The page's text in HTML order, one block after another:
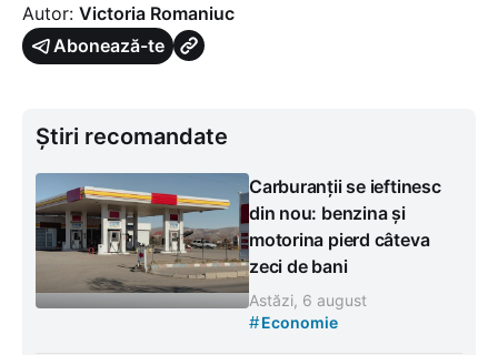
Autor: Victoria Romaniuc
Abonează-te
Știri recomandate
Carburanții se ieftinesc
din nou: benzina și
motorina pierd câteva
zeci de bani
Astăzi, 6 august
#Economie